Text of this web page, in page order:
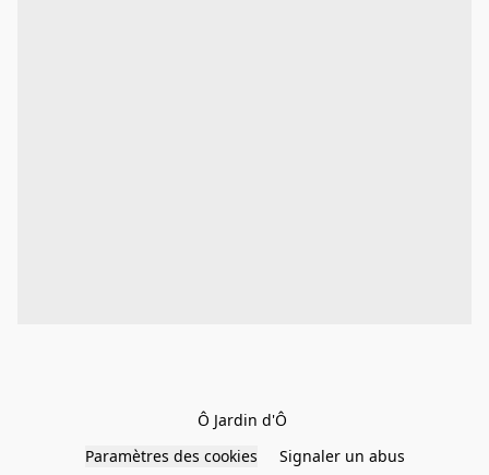
Ô Jardin d'Ô
Paramètres des cookies
Signaler un abus